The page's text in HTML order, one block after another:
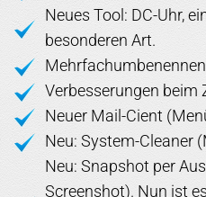
Neues Tool: DC-Uhr,
besonderen Art.
Verbesserungen beim
Neuer Mail-Cient
Neu: System-Cleaner
Neu: Snapshot per
Screenshot). Nun ist